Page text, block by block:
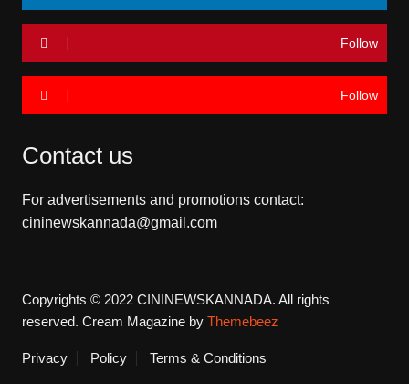
Follow
Follow
Contact us
For advertisements and promotions contact:
cininewskannada@gmail.com
Copyrights © 2022 CININEWSKANNADA. All rights
reserved. Cream Magazine by Themebeez
Privacy Policy Terms & Conditions